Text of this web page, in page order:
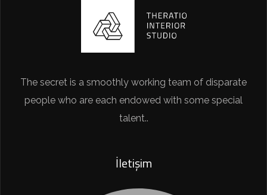
The secret is a smoothly working team of disparate
people who are each endowed with some special
talent..
İletişim